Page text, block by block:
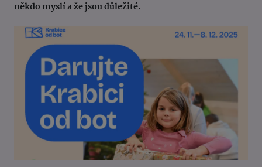
někdo myslí a že jsou důležité.